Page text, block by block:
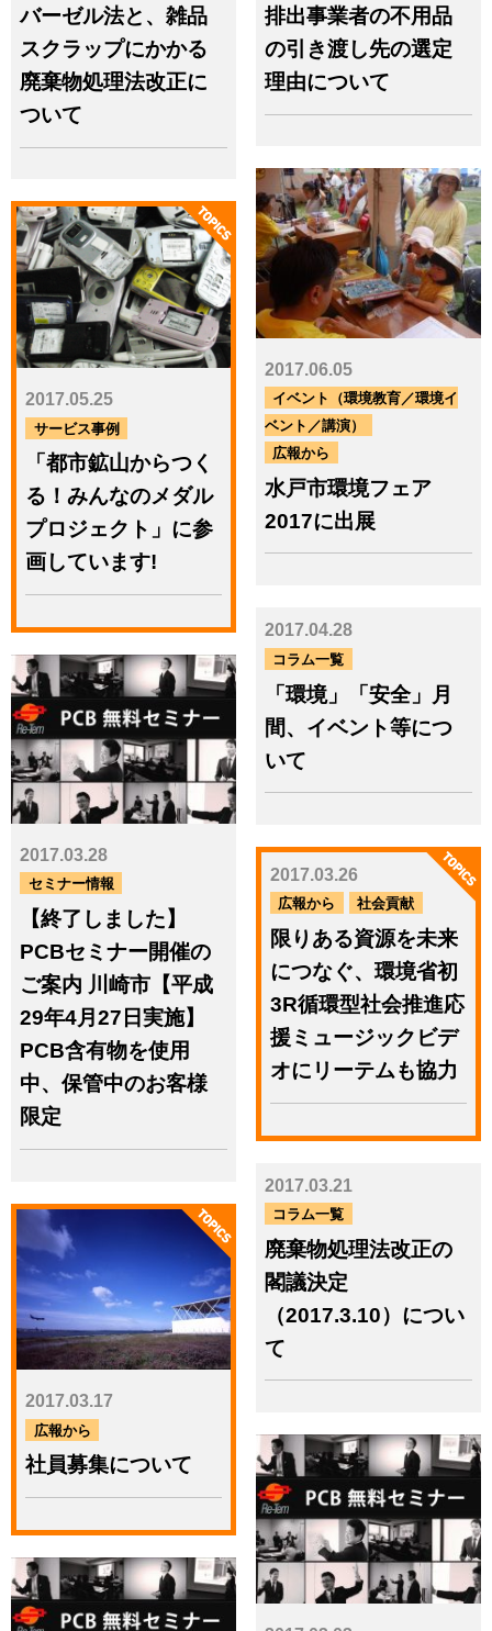
生活の質生物多様性
産業廃棄物
脱炭素 自治体
自然災害
認定事業者貧困・格差資源農業
都市鉱山鉱山問題
電子マニフェスト電子化
電子契約食
サービス事例工場関連海外業務
イベント（環境教育／環境イベ
ント／講演）
見学・視察社会貢献
売上・物量・環境評価表彰
広報から
環境問題を考えるアート＆イベ
セミナー情報コラム一覧
メッセージ
明日のためのエコレシピ
問
い
せ
お問い合わせはこちら
（Re-Temウェブサイト）
特設ページへ
小型家電リサイクル
太陽光パネル
リサイクル・リユース
全国廃棄物まるごと管理／
廃棄物事務のDX推進支援
PICK UP
2026.03.09
ニュース
千葉市と連携、リチウムイ
オン電池の資源循環モデル
を構築
2025.06.23
2025.02.28
イベント（環境教育／環境
イベント／講演）
「リテールテック
JAPAN2025」サトー&リー
年度
2025.7 - 2024.82024.7 - 2023.8
2023.7 - 2022.82022.7 - 2021.8
2021.7 - 2020.82020.7 - 2019.8
2019.7 - 2018.82018.7 - 2017.8
2017.7 - 2016.82016.7 - 2015.8
バーゼル法と、雑品
スクラップにかかる
廃棄物処理法改正に
ついて
排出事業者の不用品
の引き渡し先の選定
理由について
2017.06.05
イベント（環境教育／環境イ
ベント／講演）
広報から
水戸市環境フェア
2017に出展
2017.05.25
サービス事例
「都市鉱山からつく
る！みんなのメダル
プロジェクト」に参
画しています!
2017.04.28
コラム一覧
「環境」「安全」月
間、イベント等につ
いて
2017.03.28
セミナー情報
【終了しました】
PCBセミナー開催の
ご案内 川崎市【平成
29年4月27日実施】
PCB含有物を使用
中、保管中のお客様
限定
2017.03.26
広報から 社会貢献
限りある資源を未来
につなぐ、環境省初
3R循環型社会推進応
援ミュージックビデ
オにリーテムも協力
2017.03.21
コラム一覧
廃棄物処理法改正の
閣議決定
（2017.3.10）につい
て
2017.03.17
広報から
社員募集について